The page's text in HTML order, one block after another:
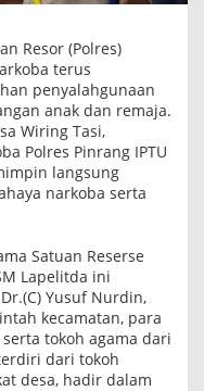
Resor (Polres)
terus
penyalahgunaan
anak dan remaja.
Wiring Tasi,
Polres Pinrang IPTU
langsung
narkoba serta
Satuan Reserse
Lapelitda ini
Yusuf Nurdin,
kecamatan, para
tokoh agama dari
dari tokoh
desa, hadir dalam